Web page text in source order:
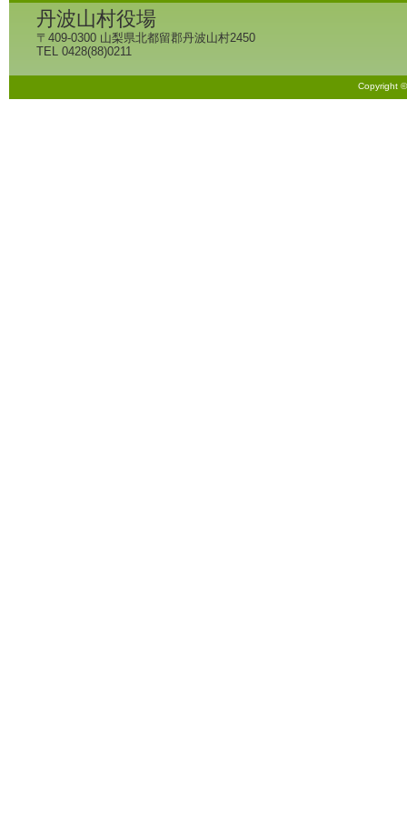
丹波山村役場
〒409-0300 山梨県北都留郡丹波山村2450
TEL 0428(88)0211
Copyright